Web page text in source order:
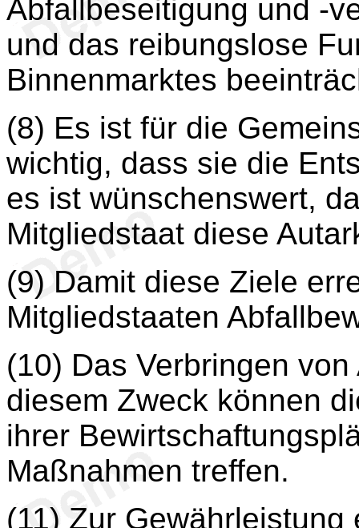
Abfallbeseitigung und -
und das reibungslose
Binnenmarktes
(8) Es ist für die
wichtig, dass sie die
es ist wünschenswert,
Mitgliedstaat diese
(9) Damit diese Ziele
Mitgliedstaaten
(10) Das Verbringen
diesem Zweck können
ihrer
Maßnahmen treffen.
(11) Zur